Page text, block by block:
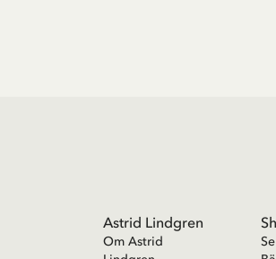
Astrid Lindgren
Om Astrid